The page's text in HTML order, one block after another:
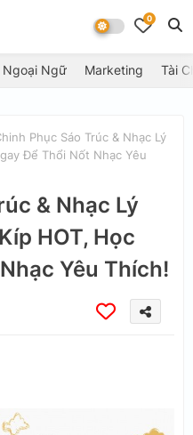
0
Ngoại Ngữ Marketing Tài
Phục Sáo Trúc & Nhạc Lý
Để Thổi Nốt Nhạc Yêu
& Nhạc Lý
HOT, Học
Yêu Thích!